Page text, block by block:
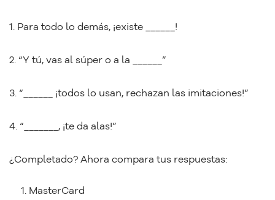
1. Para todo lo demás, ¡existe ______!
2. “Y tú, vas al súper o a la ______”
3. “______ ¡todos lo usan, rechazan las imitaciones!”
4. “_______, ¡te da alas!”
¿Completado? Ahora compara tus respuestas:
MasterCard